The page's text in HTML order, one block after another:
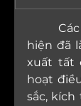
	Các nhà máy Việt Nam
hiện đã
xuất tất
hoạt
sắc,